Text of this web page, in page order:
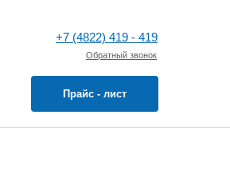
Прайс - лист
Обратный звонок
+7 (4822) 419 - 419